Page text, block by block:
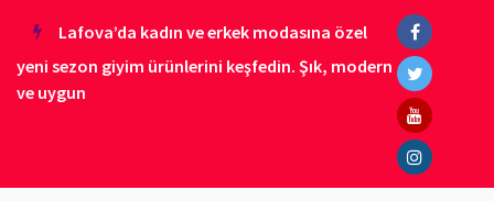
Lafova’da kadın ve erkek modasına özel
yeni sezon giyim ürünlerini keşfedin. Şık, modern
ve uygun